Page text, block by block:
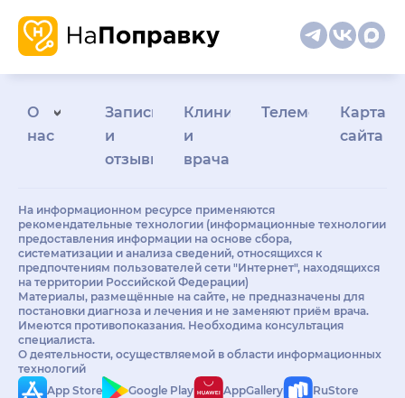
О
нас
Запись
и
отзывы
Клиникам
и
врачам
Телемедицина
Карта
сайта
На информационном ресурсе применяются
рекомендательные технологии (информационные технологии
предоставления информации на основе сбора,
систематизации и анализа сведений, относящихся к
предпочтениям пользователей сети "Интернет", находящихся
на территории Российской Федерации)
Материалы, размещённые на сайте, не предназначены для
постановки диагноза и лечения и не заменяют приём врача.
Имеются противопоказания. Необходима консультация
специалиста.
О деятельности, осуществляемой в области информационных
технологий
App Store
Google Play AppGallery RuStore